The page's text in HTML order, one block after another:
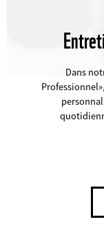
Dans